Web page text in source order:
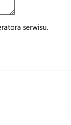
serwisu.